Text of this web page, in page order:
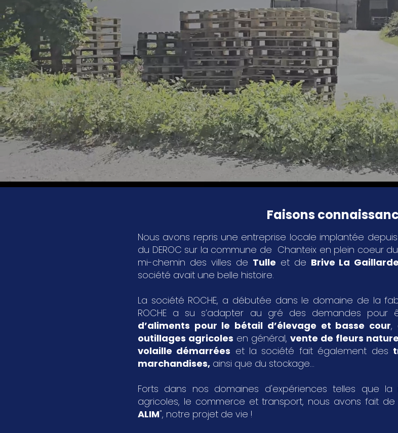
Faisons
Nous avons repris une entreprise locale implantée
du DEROC sur la commune de Chanteix en plein coeur du
mi-chemin des villes de Tulle et de Brive La Gaillarde
société avait une belle histoire.
La société ROCHE, a débutée dans le domaine de la
ROCHE a su s’adapter au gré des demandes pour
d’aliments pour le bétail d’élevage et basse cour,
outillages agricoles en général, vente de fleurs
volaille démarrées et la société fait également des
marchandises, ainsi que du stockage...
Forts dans nos domaines d'expériences telles que
agricoles, le commerce et transport, nous avons fait
ALIM", notre projet de vie !